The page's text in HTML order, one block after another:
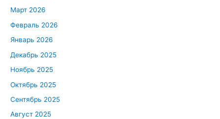
Март 2026
Февраль 2026
Январь 2026
Декабрь 2025
Ноябрь 2025
Октябрь 2025
Сентябрь 2025
Август 2025